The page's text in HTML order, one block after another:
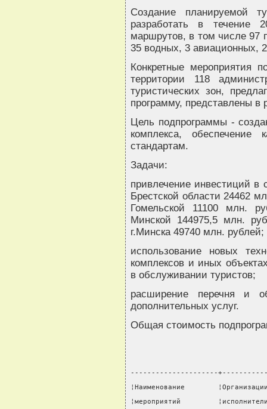
Создание планируемой
разработать в течение
маршрутов, в том числе 97
35 водных, 3 авиационных,
Конкретные мероприятия
территории 118
туристических зон,
программу, представлены в
Цель подпрограммы -
комплекса, обеспечение
стандартам.
Задачи:
привлечение инвестиций
Брестской области 24462
Гомельской 11100 млн.
Минской 144975,5 млн.
г.Минска 49740 млн. рублей;
использование новых
комплексов и иных
в обслуживании туристов;
расширение перечня и
дополнительных услуг.
Общая стоимость
---------------------
¦Наименование
¦мероприятий